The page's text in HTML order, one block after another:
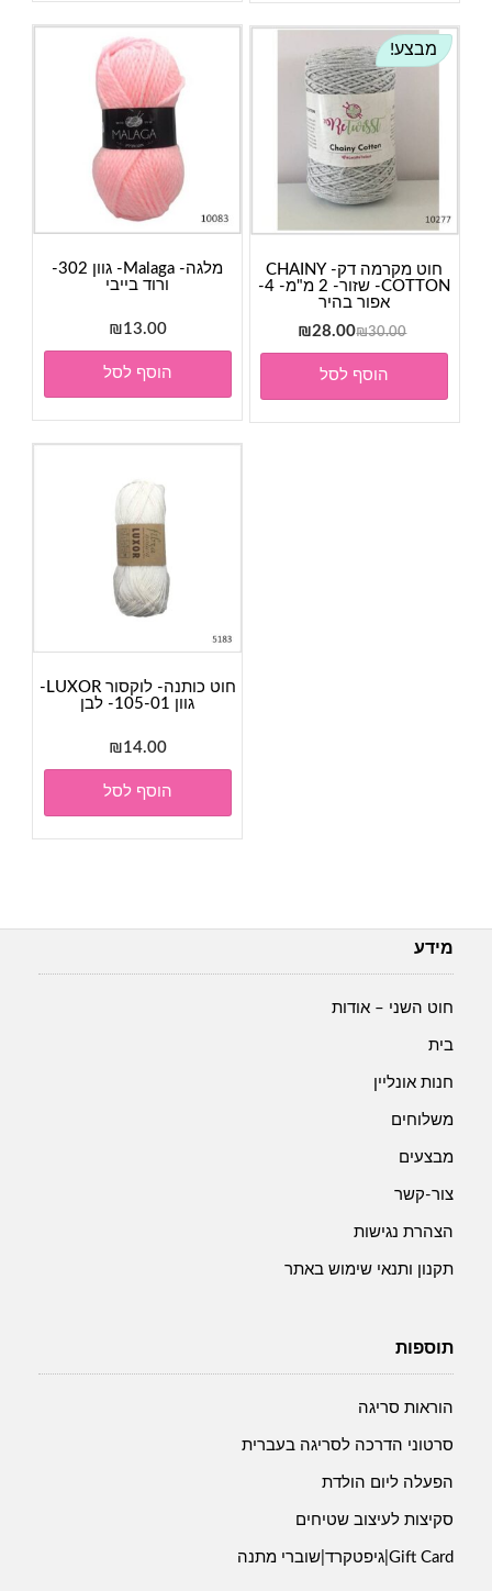
מלגה- Malaga- גוון 302-
ורוד בייבי
₪13.00
הוסף לסל
מבצע!
חוט מקרמה דק- CHAINY
COTTON- שזור- 2 מ"מ- 4-
אפור בהיר
₪30.00
המחיר
המקורי
היה:
₪30.00.
₪28.00
המחיר
הנוכחי
₪28.00.
הוסף לסל
חוט כותנה- לוקסור LUXOR-
גוון 105-01- לבן
₪14.00
הוסף לסל
מידע
חוט השני – אודות
בית
חנות אונליין
משלוחים
מבצעים
צור-קשר
הצהרת נגישות
תקנון ותנאי שימוש באתר
תוספות
הוראות סריגה
סרטוני הדרכה לסריגה בעברית
הפעלה ליום הולדת
סקיצות לעיצוב שטיחים
Gift Card|גיפטקרד|שוברי מתנה